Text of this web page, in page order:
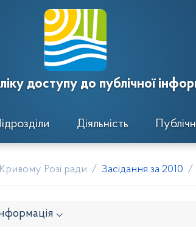
доступу до публічної
Діяльність
Розі ради Засідання за 2010
⌵